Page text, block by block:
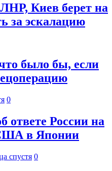
Киев берет на
за эскалацию
было бы, если
0
ответе России на
в Японии
спустя 0